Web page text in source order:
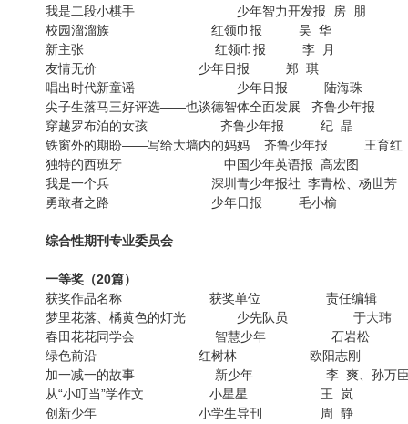
我是二段小棋手 少年智力开发报 房 朋
校园溜溜族 红领巾报 吴 华
新主张 红领巾报 李 月
友情无价 少年日报 郑 琪
唱出时代新童谣 少年日报 陆海珠
尖子生落马三好评选——也谈德智体全面发展 齐鲁少年
穿越罗布泊的女孩 齐鲁少年报 纪 晶
铁窗外的期盼——写给大墙内的妈妈 齐鲁少年报 王育红
独特的西班牙 中国少年英语报 高宏图
我是一个兵 深圳青少年报社 李青松、杨世芳
勇敢者之路 少年日报 毛小榆
综合性期刊专业委员会
一等奖（20篇）
获奖作品名称 获奖单位 责任编辑
梦里花落、橘黄色的灯光 少先队员 于大玮
春田花花同学会 智慧少年 石岩松
绿色前沿 红树林 欧阳志刚
加一减一的故事 新少年 李 爽、孙万
从“小叮当”学作文 小星星 王 岚
创新少年 小学生导刊 周 静